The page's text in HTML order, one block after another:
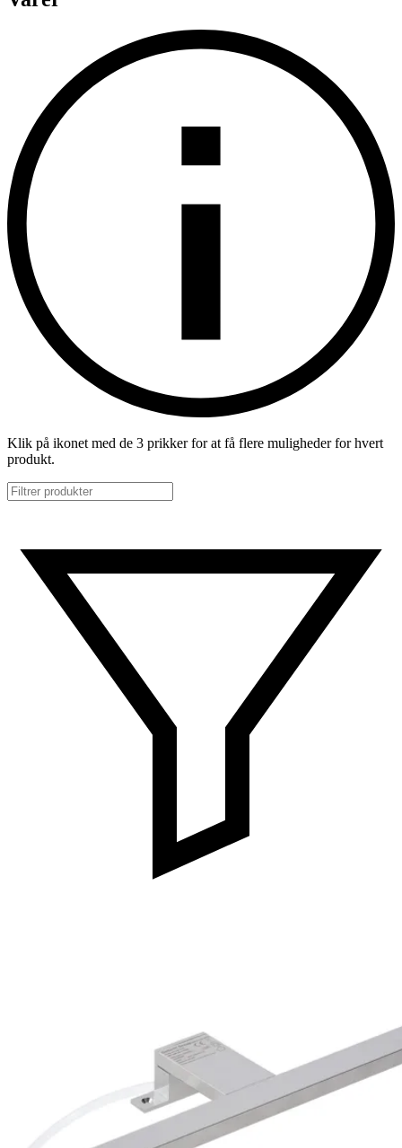
Klik på ikonet med de 3 prikker for at få flere muligheder for hvert
produkt.